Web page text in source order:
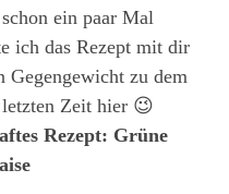
ein paar Mal
ich das Rezept mit dir
Gegengewicht zu dem
Zeit hier 😉
Rezept: Grüne